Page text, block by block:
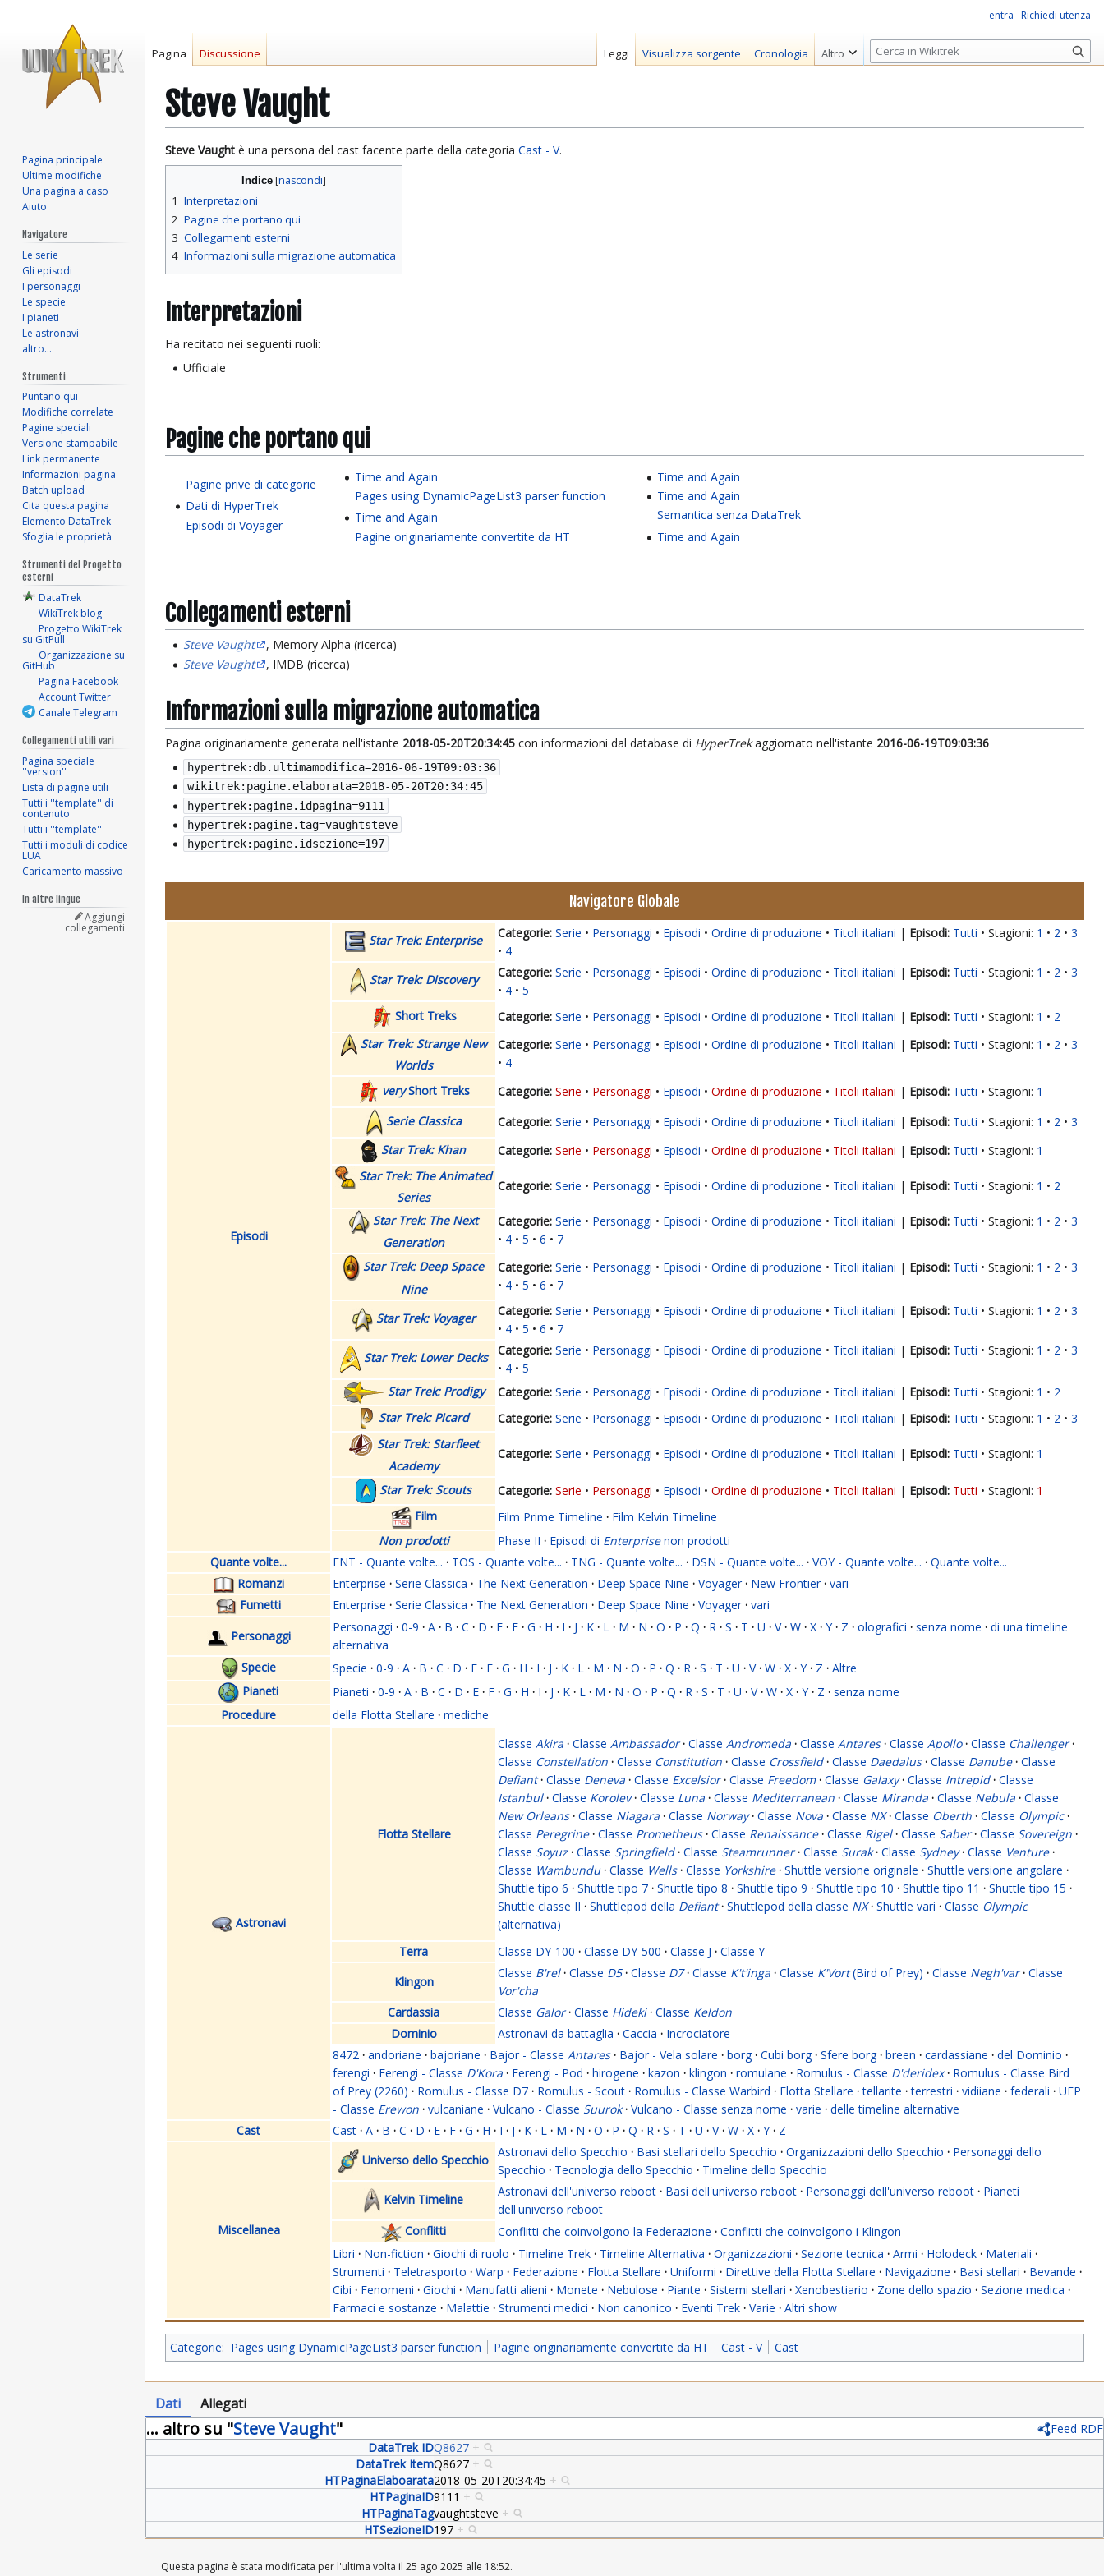
Steve Vaught
Vai
alla
Vai
alla
Steve Vaught è una persona del cast facente parte della categoria Cast - V.
Indice
1 Interpretazioni
2 Pagine che portano qui
3 Collegamenti esterni
4 Informazioni sulla migrazione automatica
Interpretazioni
Ha recitato nei seguenti ruoli:
Ufficiale
Pagine che portano qui
Pagine prive di categorie
Dati di HyperTrek
Episodi di Voyager
Time and Again
Pages using DynamicPageList3 parser function
Time and Again
Pagine originariamente convertite da HT
Time and Again
Time and Again
Semantica senza DataTrek
Time and Again
Collegamenti esterni
Steve Vaught
, Memory Alpha (ricerca)
Steve Vaught
, IMDB (ricerca)
Informazioni sulla migrazione automatica
Pagina originariamente generata nell'istante 2018-05-20T20:34:45 con informazioni dal database di HyperTrekaggiornato nell'istante 2016-06-19T09:03:36
hypertrek:db.ultimamodifica=2016-06-19T09:03:36
wikitrek:pagine.elaborata=2018-05-20T20:34:45
hypertrek:pagine.idpagina=9111
hypertrek:pagine.tag=vaughtsteve
hypertrek:pagine.idsezione=197
Navigatore Globale
Episodi
Star Trek: Enterprise Serie Personaggi Episodi Ordine di produzione Titoli italiani | Tutti Stagioni: 1 2
3
4
Star Trek: Discovery
Serie Personaggi Episodi Ordine di produzione Titoli italiani | Tutti Stagioni: 1 2
3
4
5
Short Treks
Serie Personaggi Episodi Ordine di produzione Titoli italiani | Tutti Stagioni: 1
2
Star Trek: Strange New
Worlds
Serie Personaggi Episodi Ordine di produzione Titoli italiani | Tutti Stagioni: 1 2
3
4
veryShort Treks Serie Personaggi Episodi Ordine di produzione Titoli italiani | Tutti Stagioni: 1
Serie Classica
Serie Personaggi Episodi Ordine di produzione Titoli italiani | Tutti Stagioni: 1 2
3
Star Trek: Khan
Serie Personaggi Episodi Ordine di produzione Titoli italiani | Tutti Stagioni: 1
Star Trek: The Animated
Series
Serie Personaggi Episodi Ordine di produzione Titoli italiani | Tutti Stagioni: 1 2
Star Trek: The Next
Generation
Serie Personaggi Episodi Ordine di produzione Titoli italiani | Tutti Stagioni: 1 2
3
4
5 6
7
Star Trek: Deep Space
Nine
Serie Personaggi Episodi Ordine di produzione Titoli italiani | Tutti Stagioni: 1 2
3
4
5 6 7
Star Trek: Voyager Serie Personaggi Episodi Ordine di produzione Titoli italiani | Tutti Stagioni: 1 2
3
4
5 6
7
Star Trek: Lower Decks
Serie Personaggi Episodi Ordine di produzione Titoli italiani | Tutti Stagioni: 1 2
3
4
5
Star Trek: Prodigy
Serie Personaggi Episodi Ordine di produzione Titoli italiani | Tutti Stagioni: 1
2
Star Trek: Picard
Serie Personaggi Episodi Ordine di produzione Titoli italiani | Tutti Stagioni: 1 2
3
Star Trek: Starfleet
Academy
Serie Personaggi Episodi Ordine di produzione Titoli italiani | Tutti Stagioni: 1
Star Trek: Scouts Serie Personaggi Episodi Ordine di produzione Titoli italiani | Tutti Stagioni: 1
Film
Film Prime Timeline · Film Kelvin Timeline
Non prodotti
Phase II · Episodi di Enterprisenon prodotti
Quante volte...
ENT - Quante volte... · TOS - Quante volte... · TNG - Quante volte... · DSN - Quante volte... · VOY - Quante volte... · Quante volte...
Romanzi
Enterprise · Serie Classica · The Next Generation · Deep Space Nine · Voyager · New Frontier · vari
Fumetti
Enterprise · Serie Classica · The Next Generation · Deep Space Nine · Voyager · vari
Personaggi
Personaggi · 0-9 · A · B · C · D · E · F · G · H · I · J · K · L · M · N · O · P · Q · R · S · T · U · V · W · X · Y · Z · olografici · senza nome · di una timeline
alternativa
Specie
Specie · 0-9 · A · B · C · D · E · F · G · H · I · J · K · L · M · N · O · P · Q · R · S · T · U · V · W · X · Y · Z · Altre
Pianeti
Pianeti · 0-9 · A · B · C · D · E · F · G · H · I · J · K · L · M · N · O · P · Q · R · S · T · U · V · W · X · Y · Z · senza nome
Procedure
della Flotta Stellare · mediche
Astronavi
Flotta Stellare
Classe Akira · Classe Ambassador · Classe Andromeda · Classe Antares · Classe Apollo · Classe Challenger ·
Classe Constellation · Classe Constitution · Classe Crossfield · Classe Daedalus · Classe Danube · Classe
Defiant · Classe Deneva · Classe Excelsior · Classe Freedom · Classe Galaxy · Classe Intrepid · Classe
Istanbul · Classe Korolev · Classe Luna · Classe Mediterranean · Classe Miranda · Classe Nebula · Classe
New Orleans · Classe Niagara · Classe Norway · Classe Nova · Classe NX · Classe Oberth · Classe Olympic ·
Classe Peregrine · Classe Prometheus · Classe Renaissance · Classe Rigel · Classe Saber · Classe Sovereign ·
Classe Soyuz · Classe Springfield · Classe Steamrunner · Classe Surak · Classe Sydney · Classe Venture ·
Classe Wambundu · Classe Wells · Classe Yorkshire · Shuttle versione originale · Shuttle versione angolare ·
Shuttle tipo 6 · Shuttle tipo 7 · Shuttle tipo 8 · Shuttle tipo 9 · Shuttle tipo 10 · Shuttle tipo 11 · Shuttle tipo 15 ·
Shuttle classe II · Shuttlepod della Defiant · Shuttlepod della classe NX · Shuttle vari · Classe Olympic
(alternativa)
Terra
Classe DY-100 · Classe DY-500 · Classe J · Classe Y
Klingon
Classe B'rel · Classe D5 · Classe D7 · Classe K't'inga · Classe K'Vort(Bird of Prey) · Classe Negh'var · Classe
Vor'cha
Cardassia
Classe Galor · Classe Hideki · Classe Keldon
Dominio
Astronavi da battaglia · Caccia · Incrociatore
8472 · andoriane · bajoriane · Bajor - Classe Antares · Bajor - Vela solare · borg · Cubi borg · Sfere borg · breen · cardassiane · del Dominio ·
ferengi · Ferengi - Classe D'Kora · Ferengi - Pod · hirogene · kazon · klingon · romulane · Romulus - Classe D'deridex · Romulus - Classe Bird
of Prey (2260) · Romulus - Classe D7 · Romulus - Scout · Romulus - Classe Warbird · Flotta Stellare · tellarite · terrestri · vidiiane · federali · UFP
- Classe Erewon · vulcaniane · Vulcano - Classe Suurok · Vulcano - Classe senza nome · varie · delle timeline alternative
Cast
Cast · A · B · C · D · E · F · G · H · I · J · K · L · M · N · O · P · Q · R · S · T · U · V · W · X · Y · Z
Miscellanea
Universo dello Specchio
Astronavi dello Specchio · Basi stellari dello Specchio · Organizzazioni dello Specchio · Personaggi dello
Specchio · Tecnologia dello Specchio · Timeline dello Specchio
Kelvin Timeline
Astronavi dell'universo reboot · Basi dell'universo reboot · Personaggi dell'universo reboot · Pianeti
dell'universo reboot
Conflitti
Conflitti che coinvolgono la Federazione · Conflitti che coinvolgono i Klingon
Libri · Non-fiction · Giochi di ruolo · Timeline Trek · Timeline Alternativa · Organizzazioni · Sezione tecnica · Armi · Holodeck · Materiali ·
Strumenti · Teletrasporto · Warp · Federazione · Flotta Stellare · Uniformi · Direttive della Flotta Stellare · Navigazione · Basi stellari · Bevande ·
Cibi · Fenomeni · Giochi · Manufatti alieni · Monete · Nebulose · Piante · Sistemi stellari · Xenobestiario · Zone dello spazio · Sezione medica ·
Farmaci e sostanze · Malattie · Strumenti medici · Non canonico · Eventi Trek · Varie · Altri show
Categorie: Pages using DynamicPageList3 parser function Pagine originariamente convertite da HT Cast - V Cast
Dati Allegati
... altro su "Steve Vaught"
Feed RDF
DataTrek IDQ8627 +
DataTrek ItemQ8627 +
HTPaginaElaboarata2018-05-20T20:34:45 +
HTPaginaID9111 +
HTPaginaTagvaughtsteve +
HTSezioneID197 +
entra Richiedi utenza
Pagina Discussione Leggi Visualizza sorgente Cronologia Altro
R
i
r
Pagina principale
Ultime modifiche
Una pagina a caso
Aiuto
Navigatore
Le serie
Gli episodi
I personaggi
Le specie
I pianeti
Le astronavi
altro…
Strumenti
Puntano qui
Modifiche correlate
Pagine speciali
Versione stampabile
Link permanente
Informazioni pagina
Batch upload
Cita questa pagina
Elemento DataTrek
Sfoglia le proprietà
Strumenti del Progetto
esterni
DataTrek
WikiTrek blog
Progetto WikiTrek
su GitPull
Organizzazione su
GitHub
Pagina Facebook
Account Twitter
Canale Telegram
Collegamenti utili vari
Pagina speciale
''version''
Lista di pagine utili
Tutti i ''template'' di
contenuto
Tutti i ''template''
Tutti i moduli di codice
LUA
Caricamento massivo
In altre lingue
Aggiungi
collegamenti
Questa pagina è stata modificata per l'ultima volta il 25 ago 2025 alle 18:52.